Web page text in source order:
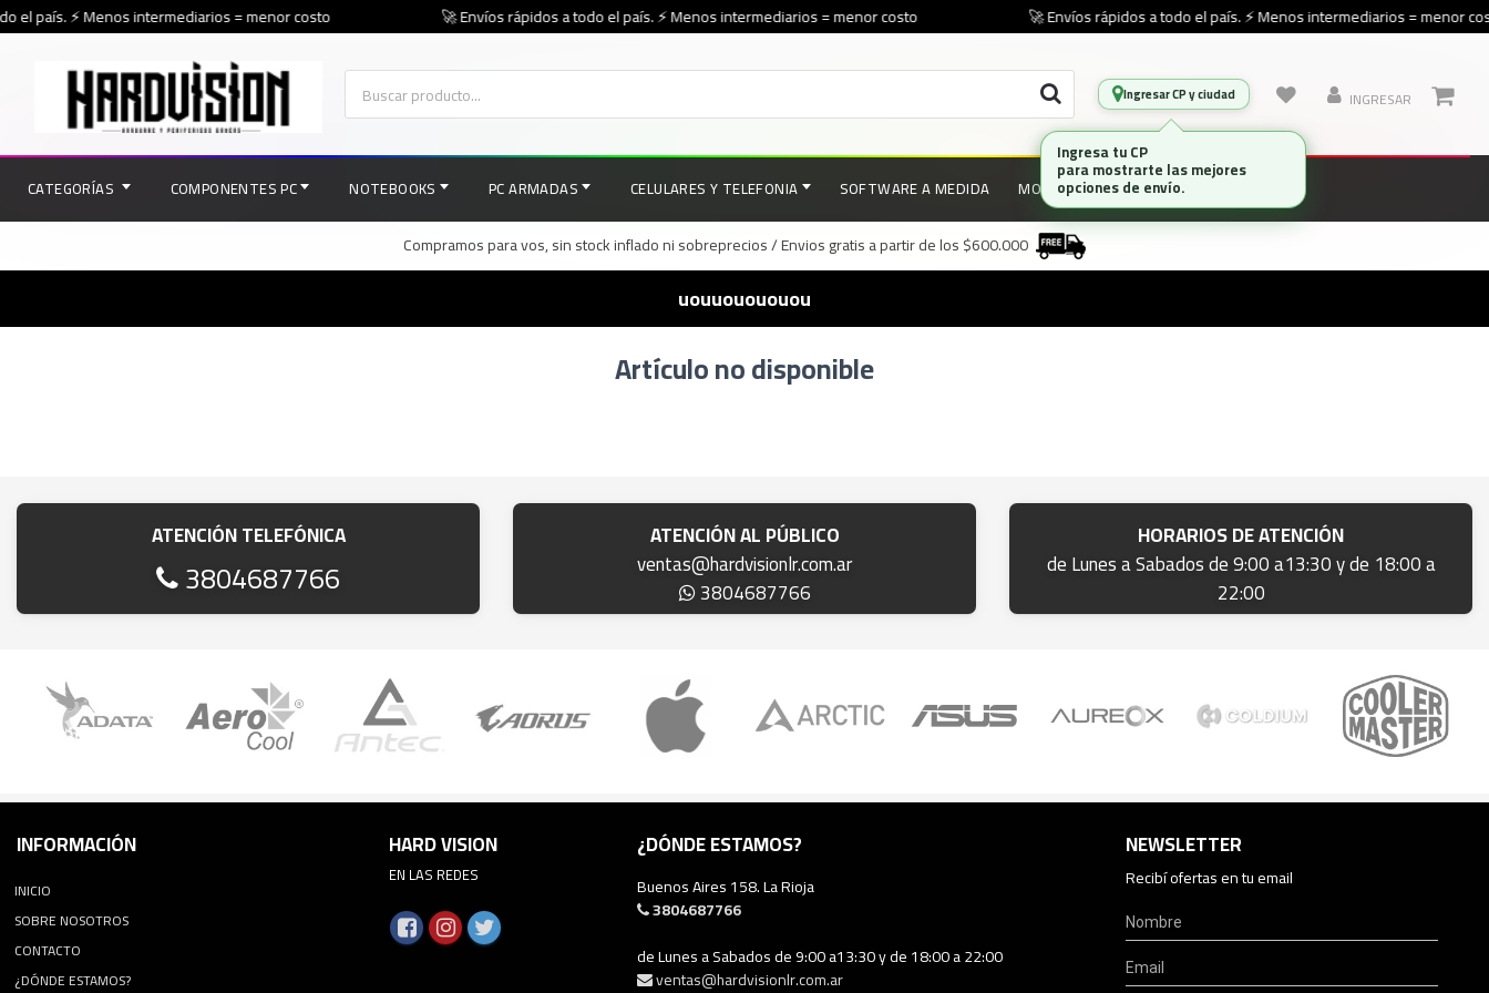
país. ⚡ Menos intermediarios = menor costo 🚀 Envíos rápidos a todo el país. ⚡ Menos intermediarios = menor costo 🚀 Envíos rápidos a todo el país. ⚡ Menos intermediarios = menor
Ingresar CP y ciudad INGRESAR
CATEGORÍAS COMPONENTES PC NOTEBOOKS PC ARMADAS CELULARES Y TELEFONIA SOFTWARE A MEDIDA MONITORES MARCAS
Compramos para vos, sin stock inflado ni sobreprecios / Envios gratis a partir de los $600.000
uouuouououou
Artículo no disponible
ATENCIÓN TELEFÓNICA
3804687766
ATENCIÓN AL PÚBLICO
ventas@hardvisionlr.com.ar
3804687766
HORARIOS DE ATENCIÓN
de Lunes a Sabados de 9:00 a13:30 y de 18:00 a
22:00
INFORMACIÓN
INICIO
SOBRE NOSOTROS
CONTACTO
¿DÓNDE ESTAMOS?
HARD VISION
EN LAS REDES
¿DÓNDE ESTAMOS?
Buenos Aires 158. La Rioja
3804687766
de Lunes a Sabados de 9:00 a13:30 y de 18:00 a 22:00
ventas@hardvisionlr.com.ar
NEWSLETTER
Recibí ofertas en tu email
Ingresa tu CP
para mostrarte las mejores
opciones de envío.